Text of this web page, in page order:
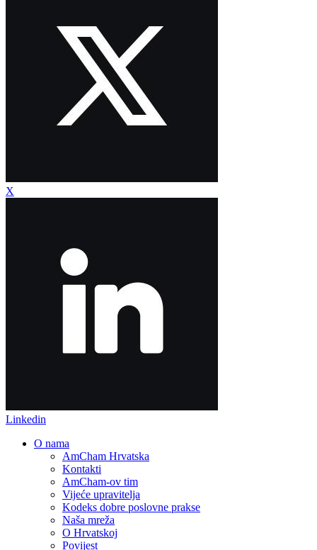
X
Linkedin
O nama
AmCham Hrvatska
Kontakti
AmCham-ov tim
Vijeće upravitelja
Kodeks dobre poslovne prakse
Naša mreža
O Hrvatskoj
Povijest